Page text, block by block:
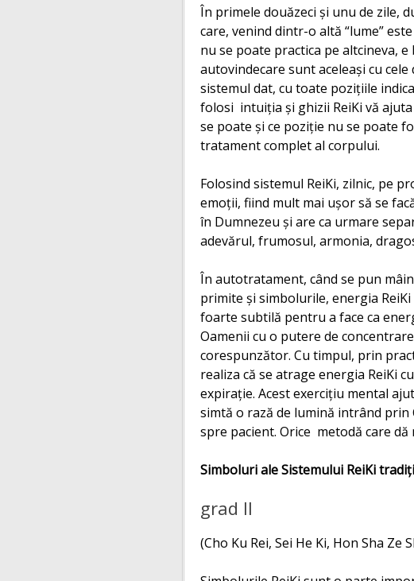
În primele douăzeci şi unu de zile,
care, venind dintr-o altă “lume”
nu se poate practica pe altcineva,
autovindecare sunt aceleaşi cu
sistemul dat, cu toate poziţiile
folosi intuiţia şi ghizii ReiKi vă
se poate şi ce poziţie nu se poate
tratament complet al corpului.
Folosind sistemul ReiKi, zilnic, pe
emoţii, fiind mult mai uşor să se
în Dumnezeu şi are ca urmare
adevărul, frumosul, armonia,
În autotratament, când se pun
primite şi simbolurile, energia
foarte subtilă pentru a face ca
Oamenii cu o putere de
corespunzător. Cu timpul, prin
realiza că se atrage energia ReiKi
expiraţie. Acest exerciţiu mental
simtă o rază de lumină intrând
spre pacient. Orice metodă care
Simboluri ale Sistemului ReiKi tradiţ
grad II
(Cho Ku Rei, Sei He Ki, Hon Sha Ze